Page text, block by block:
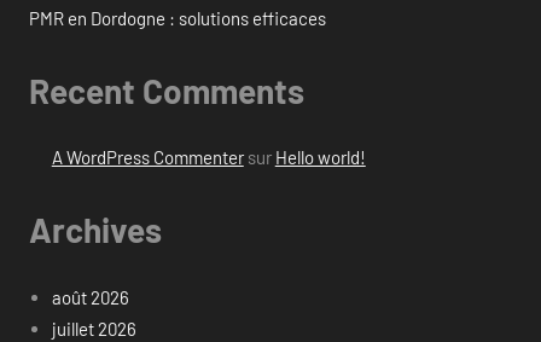
PMR en Dordogne : solutions efficaces
Recent Comments
A WordPress Commentersur Hello world!
Archives
août 2026
juillet 2026